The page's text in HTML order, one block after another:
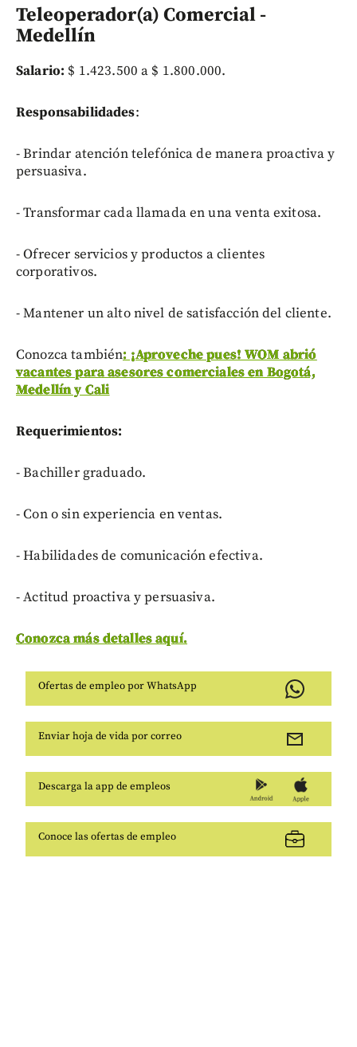
Teleoperador(a) Comercial -
Medellín
Salario: $ 1.423.500 a $ 1.800.000.
Responsabilidades:
- Brindar atención telefónica de manera proactiva y
persuasiva.
- Transformar cada llamada en una venta exitosa.
- Ofrecer servicios y productos a clientes
corporativos.
- Mantener un alto nivel de satisfacción del cliente.
Conozca también: ¡Aproveche pues! WOM abrió
vacantes para asesores comerciales en Bogotá,
Medellín y Cali
Requerimientos:
- Bachiller graduado.
- Con o sin experiencia en ventas.
- Habilidades de comunicación efectiva.
- Actitud proactiva y persuasiva.
Conozca más detalles aquí.
Ofertas de empleo por WhatsApp
Enviar hoja de vida por correo
Descarga la app de empleos
Conoce las ofertas de empleo